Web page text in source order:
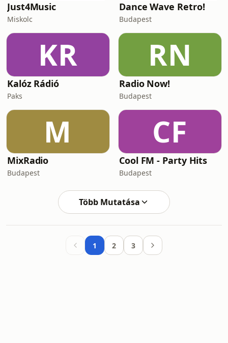
Just4Music
Miskolc
Dance Wave Retro!
Budapest
KR
Kalóz Rádió
Paks
RN
Radio Now!
Budapest
M
MixRadio
Budapest
CF
Cool FM - Party Hits
Budapest
Több Mutatása
1 2 3